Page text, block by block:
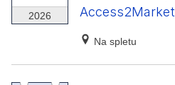
2026
Na spletu